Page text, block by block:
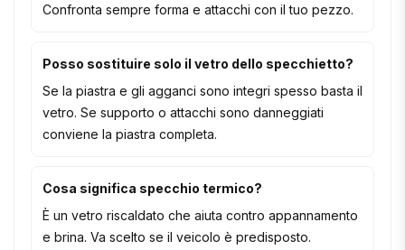
Confronta sempre forma e attacchi con il tuo pezzo.
Posso sostituire solo il vetro dello specchietto?
Se la piastra e gli agganci sono integri spesso basta il
vetro. Se supporto o attacchi sono danneggiati
conviene la piastra completa.
Cosa significa specchio termico?
È un vetro riscaldato che aiuta contro appannamento
e brina. Va scelto se il veicolo è predisposto.